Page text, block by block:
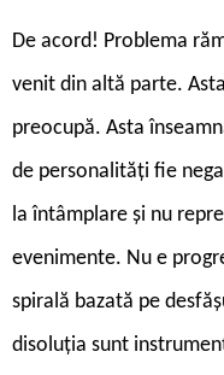
De acord! Problema
venit din altă parte.
preocupă. Asta
de personalități fie
la întâmplare și nu
evenimente. Nu e
spirală bazată pe
disoluția sunt